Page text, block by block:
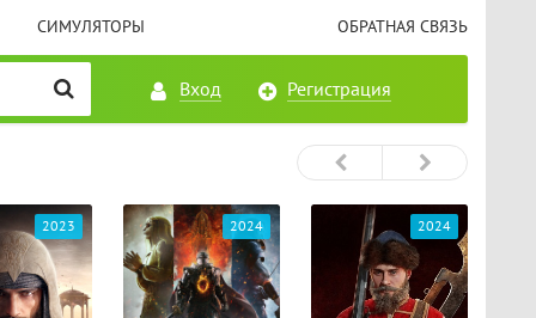
СИМУЛЯТОРЫ ОБРАТНАЯ СВЯЗЬ
Вход Регистрация
2023 2024 2024